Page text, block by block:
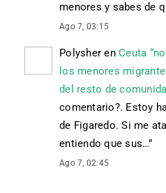
menores y sabes de
Ago 7, 03:15
Polysher en Ceuta
los menores
del resto de
comentario?. Estoy
de Figaredo. Si me
entiendo que sus…”
Ago 7, 02:45